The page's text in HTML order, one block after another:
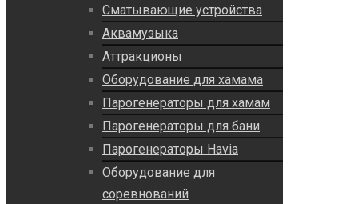
Сматывающие устройства
Аквамузыка
Аттракционы
Оборудование для хамама
Парогенераторы для хамам
Парогенераторы для бани
Парогенераторы Havia
Оборудование для
соревнований